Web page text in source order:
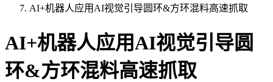
AI+机器人应用AI视觉引导圆环&方环混料高速抓取
AI+机器人应用AI视觉引导圆
环&方环混料高速抓取